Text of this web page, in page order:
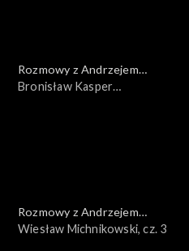
Rozmowy z Andrzejem
Doboszem
Bronisław Kasper
Rozmowy z Andrzejem
Doboszem
Wiesław Michnikowski, cz. 3